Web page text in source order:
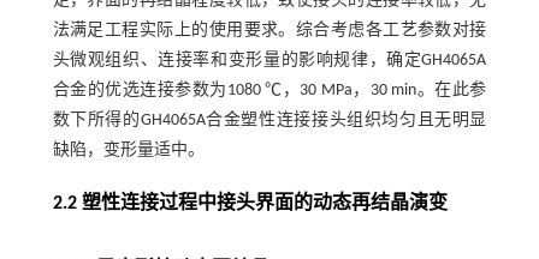
法满足工程实际上的使用要求。综合考虑各工艺参数对接
头微观组织、连接率和变形量的影响规律，确定GH4065A
合金的优选连接参数为1080 ℃，30 MPa，30 min。在此参
数下所得的GH4065A合金塑性连接接头组织均匀且无明显
缺陷，变形量适中。
2.2 塑性连接过程中接头界面的动态再结晶演变